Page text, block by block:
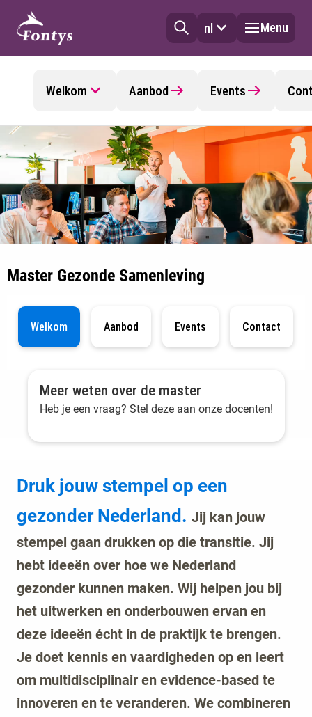
nl Menu
Welkom Aanbod Events
Master Gezonde Samenleving
Welkom Aanbod Events Contact
Meer weten over de master
Heb je een vraag? Stel deze aan onze docenten!
Druk jouw stempel op een
gezonder Nederland. Jij kan jouw
stempel gaan drukken op die transitie. Jij
hebt ideeën over hoe we Nederland
gezonder kunnen maken. Wij helpen jou bij
het uitwerken en onderbouwen ervan en
deze ideeën écht in de praktijk te brengen.
Je doet kennis en vaardigheden op en leert
om multidisciplinair en evidence-based te
innoveren en te veranderen. We combineren